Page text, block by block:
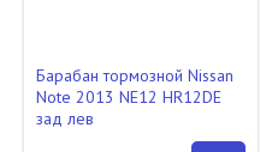
Барабан тормозной Nissan
Note 2013 NE12 HR12DE
зад лев